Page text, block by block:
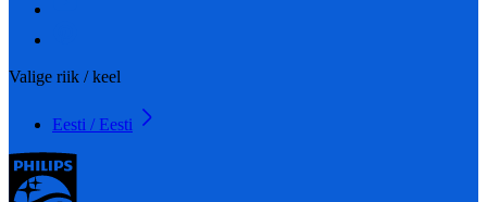
Valige riik / keel
Eesti / Eesti